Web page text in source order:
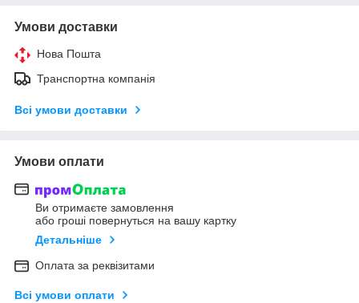
Умови доставки
Нова Пошта
Транспортна компанія
Всі умови доставки
Умови оплати
Ви отримаєте замовлення
або гроші повернуться на вашу картку
Детальніше
Оплата за реквізитами
Всі умови оплати